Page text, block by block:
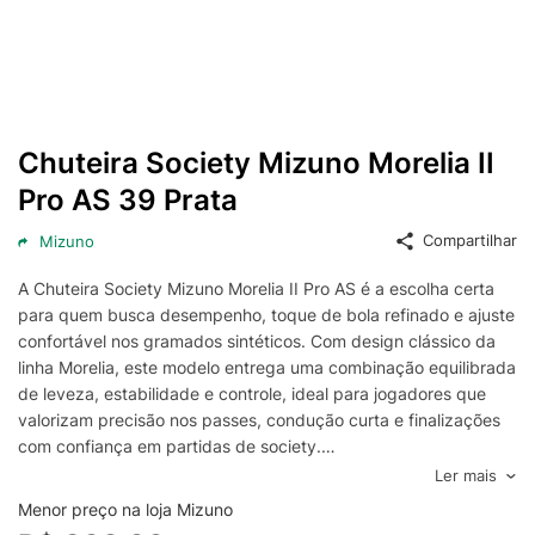
Chuteira Society Mizuno Morelia II
Pro AS 39 Prata
Mizuno Compartilhar
A Chuteira Society Mizuno Morelia II Pro AS é a escolha certa
para quem busca desempenho, toque de bola refinado e ajuste
confortável nos gramados sintéticos. Com design clássico da
linha Morelia, este modelo entrega uma combinação equilibrada
de leveza, estabilidade e controle, ideal para jogadores que
valorizam precisão nos passes, condução curta e finalizações
com confiança em partidas de society.
Na cor prata, a Mizuno Morelia II Pro AS se destaca pelo visual
moderno sem abrir mão da tradição da marca em chuteiras de
alta performance. O cabedal foi pensado para oferecer melhor
Ler mais
Menor preço na loja Mizuno